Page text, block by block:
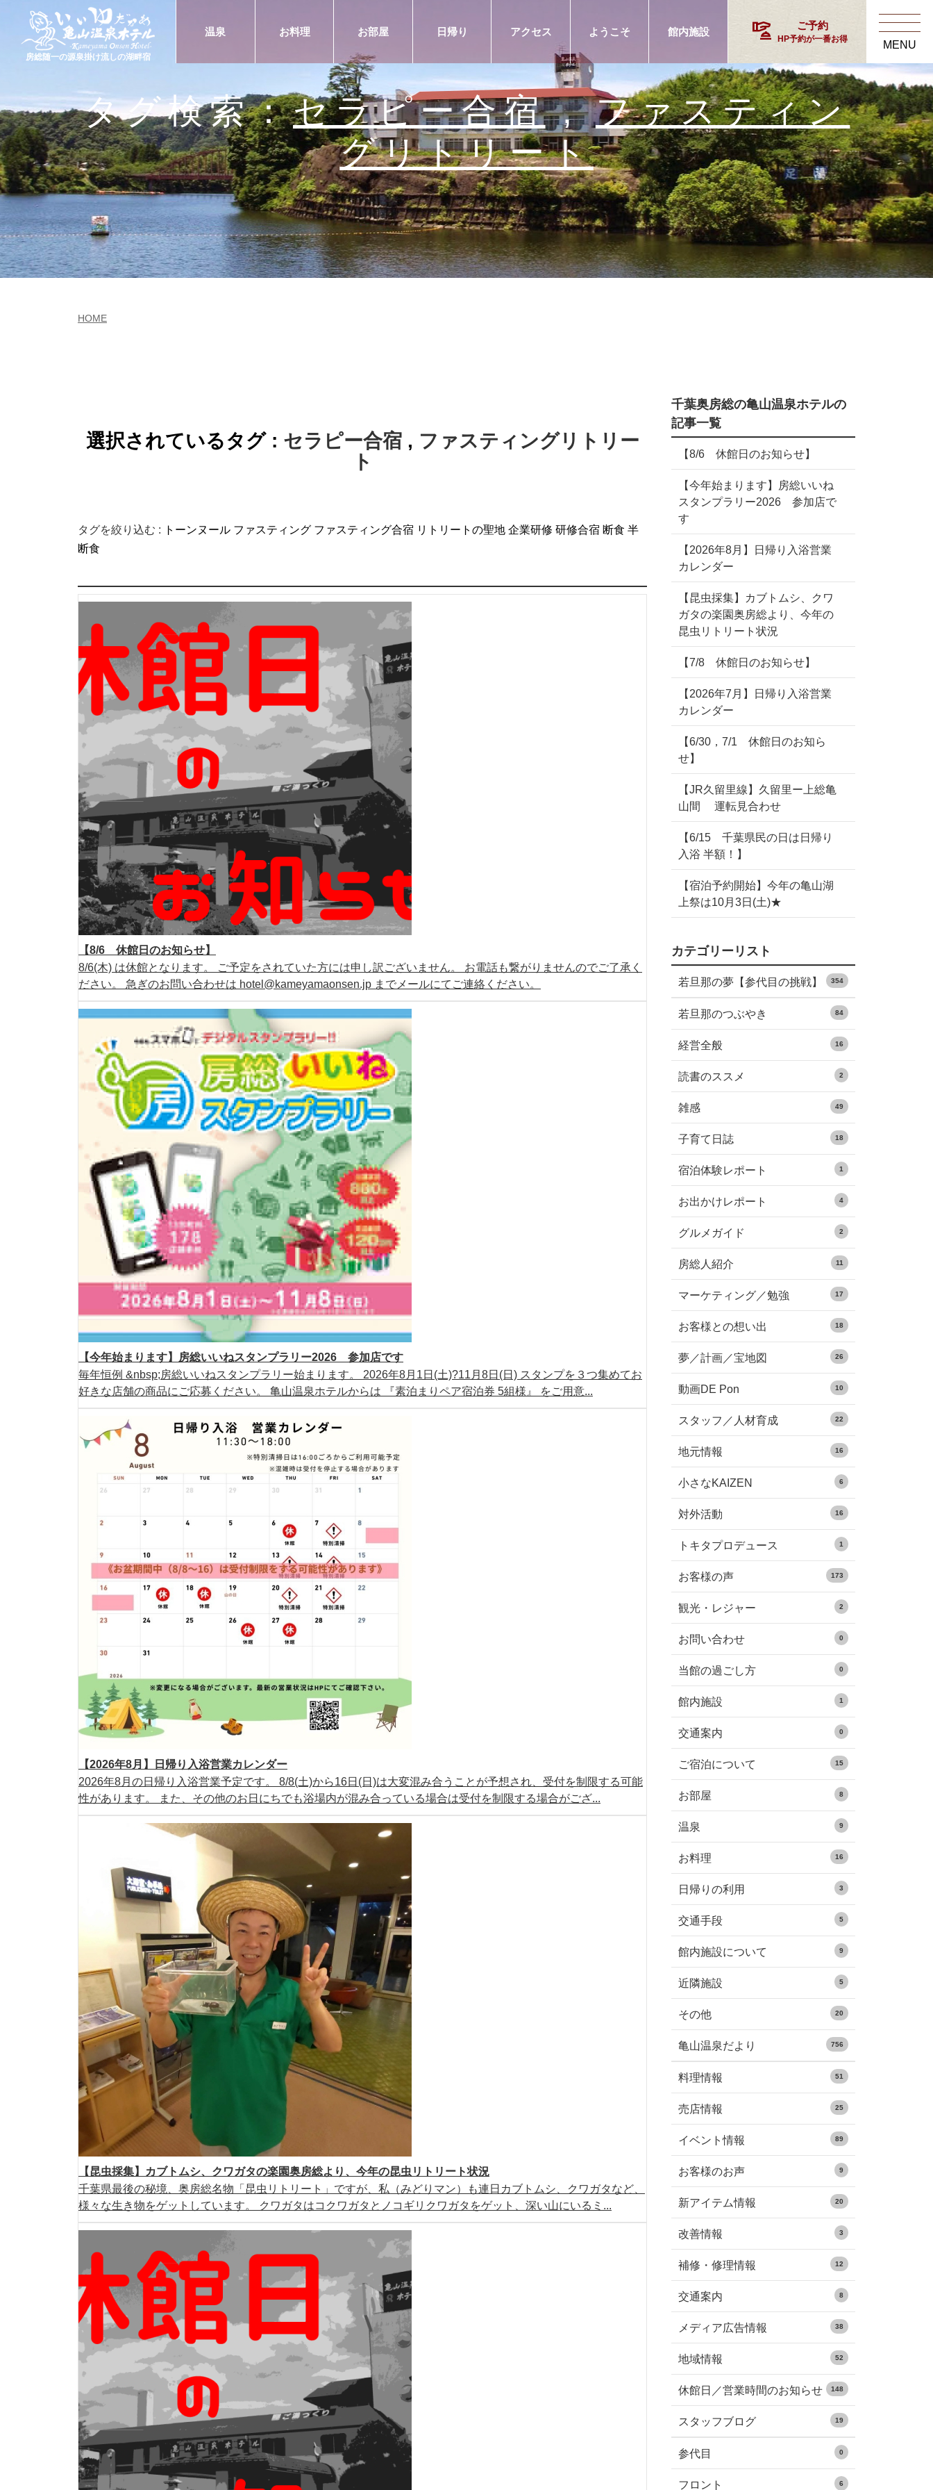
房総随一の源泉掛け流しの湖畔宿
温泉 お料理 お部屋 日帰り アクセス ようこそ 館内施設 concierge ご予約
HP予約が一番お得 MENU
タグ検索：セラピー合宿,ファスティン
グリトリート
HOME
選択されているタグ : セラピー合宿, ファスティングリトリー
ト
タグを絞り込む : トーンヌール ファスティング ファスティング合宿 リトリートの聖地 企業研修 研修合宿 断食 半
断食
【8/6 休館日のお知らせ】
8/6(木) は休館となります。 ご予定をされていた方には申し訳ございません。 お電話も繋がりませんのでご了承く
ださい。 急ぎのお問い合わせは hotel@kameyamaonsen.jp までメールにてご連絡ください。
【今年始まります】房総いいねスタンプラリー2026 参加店です
毎年恒例 &nbsp;房総いいねスタンプラリー始まります。 2026年8月1日(土)?11月8日(日) スタンプを３つ集めてお
好きな店舗の商品にご応募ください。 亀山温泉ホテルからは 『素泊まりペア宿泊券 5組様』 をご用意...
【2026年8月】日帰り入浴営業カレンダー
2026年8月の日帰り入浴営業予定です。 8/8(土)から16日(日)は大変混み合うことが予想され、受付を制限する可能
性があります。 また、その他のお日にちでも浴場内が混み合っている場合は受付を制限する場合がござ...
【昆虫採集】カブトムシ、クワガタの楽園奥房総より、今年の昆虫リトリート状況
千葉県最後の秘境、奥房総名物「昆虫リトリート」ですが、私（みどりマン）も連日カブトムシ、クワガタなど、
様々な生き物をゲットしています。 クワガタはコクワガタとノコギリクワガタをゲット、深い山にいるミ...
千葉奥房総の亀山温泉ホテルの
記事一覧
【8/6 休館日のお知らせ】
【今年始まります】房総いいね
スタンプラリー2026 参加店で
す
【2026年8月】日帰り入浴営業
カレンダー
【昆虫採集】カブトムシ、クワ
ガタの楽園奥房総より、今年の
昆虫リトリート状況
【7/8 休館日のお知らせ】
【2026年7月】日帰り入浴営業
カレンダー
【6/30，7/1 休館日のお知ら
せ】
【JR久留里線】久留里ー上総亀
山間 運転見合わせ
【6/15 千葉県民の日は日帰り
入浴 半額！】
【宿泊予約開始】今年の亀山湖
上祭は10月3日(土)★
カテゴリーリスト
若旦那の夢【参代目の挑戦】 354
若旦那のつぶやき 84
経営全般 16
読書のススメ 2
雑感 49
子育て日誌 18
宿泊体験レポート 1
お出かけレポート 4
グルメガイド 2
房総人紹介 11
マーケティング／勉強 17
お客様との想い出 18
夢／計画／宝地図 26
動画DE Pon 10
スタッフ／人材育成 22
地元情報 16
小さなKAIZEN 6
対外活動 16
トキタプロデュース 1
お客様の声 173
観光・レジャー 2
お問い合わせ 0
当館の過ごし方 0
館内施設 1
交通案内 0
ご宿泊について 15
お部屋 8
温泉 9
お料理 16
日帰りの利用 3
交通手段 5
館内施設について 9
近隣施設 5
その他 20
亀山温泉だより 756
料理情報 51
売店情報 25
イベント情報 89
お客様のお声 9
新アイテム情報 20
改善情報 3
補修・修理情報 12
交通案内 8
メディア広告情報 38
地域情報 52
休館日／営業時間のお知らせ 148
スタッフブログ 19
参代目 0
フロント 6